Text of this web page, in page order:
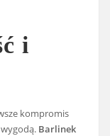
i
kompromis
Barlinek